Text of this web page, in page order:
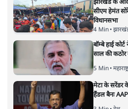
Satya Hindi
01 जून, दिनभर की